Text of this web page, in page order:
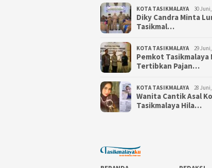
KOTA TASIKMALAYA 30
Diky Candra Minta
Tasikmal…
KOTA TASIKMALAYA 29
Pemkot Tasikmalaya
Tertibkan Pajan…
KOTA TASIKMALAYA 28
Wanita Cantik Asal
Tasikmalaya Hila…